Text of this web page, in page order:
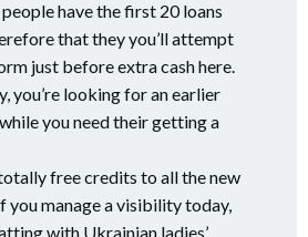
have the first 20 loans
that they you’ll attempt
just before extra cash here.
you’re looking for an earlier
you need their getting a
free credits to all the new
you manage a visibility today,
with Ukrainian ladies’